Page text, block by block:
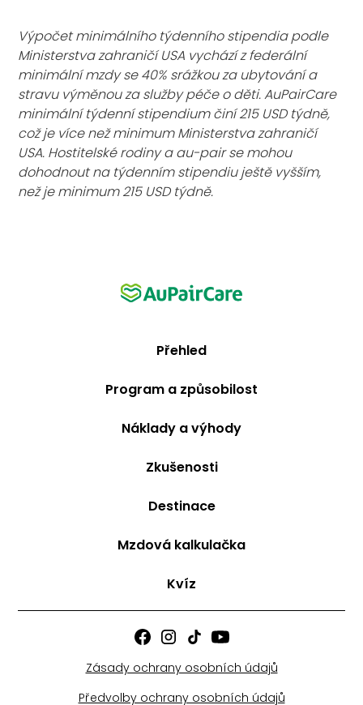
Výpočet minimálního týdenního stipendia podle
Ministerstva zahraničí USA vychází z federální
minimální mzdy se 40% srážkou za ubytování a
stravu výměnou za služby péče o děti. AuPairCare
minimální týdenní stipendium činí 215 USD týdně,
což je více než minimum Ministerstva zahraničí
USA. Hostitelské rodiny a au-pair se mohou
dohodnout na týdenním stipendiu ještě vyšším,
než je minimum 215 USD týdně.
Přehled
Program a způsobilost
Náklady a výhody
Zkušenosti
Destinace
Mzdová kalkulačka
Kvíz
Zásady ochrany osobních údajů
Předvolby ochrany osobních údajů